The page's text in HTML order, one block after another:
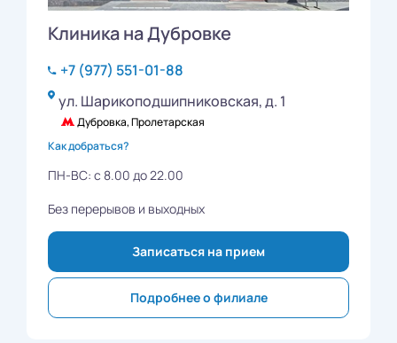
Клиника на Дубровке
+7 (977) 551-01-88
ул. Шарикоподшипниковская, д. 1
Дубровка, Пролетарская
Как добраться?
ПН-ВС: с 8.00 до 22.00
Без перерывов и выходных
Записаться на прием
Подробнее о филиале